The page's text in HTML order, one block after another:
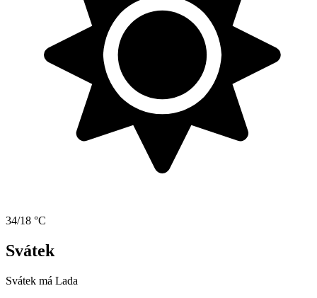
34/18 °C
Svátek
Svátek má Lada